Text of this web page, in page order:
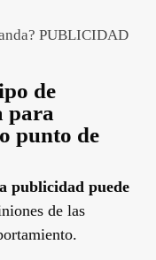
PUBLICIDAD
de
para
o punto de
publicidad puede
de las